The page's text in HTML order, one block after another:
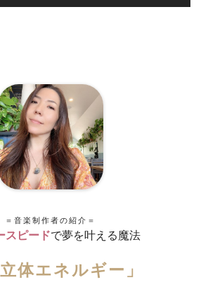
＝音楽制作者の紹介＝
スピードで夢を叶える魔法
体エネルギー」